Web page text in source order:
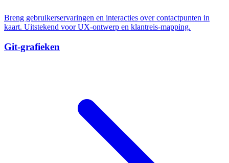
Breng gebruikerservaringen en interacties over contactpunten in
kaart. Uitstekend voor UX-ontwerp en klantreis-mapping.
Git-grafieken